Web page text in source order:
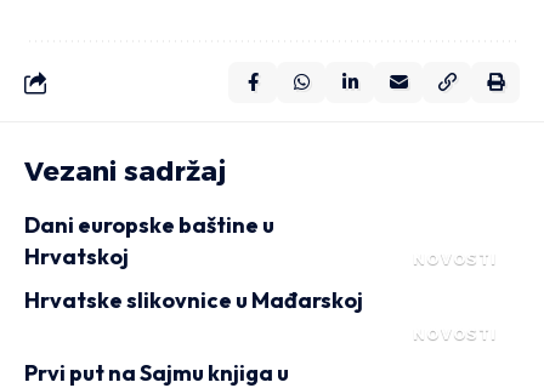
Vezani sadržaj
NOVOSTI
Dani europske baštine u
Hrvatskoj
NOVOSTI
Hrvatske slikovnice u Mađarskoj
Prvi put na Sajmu knjiga u